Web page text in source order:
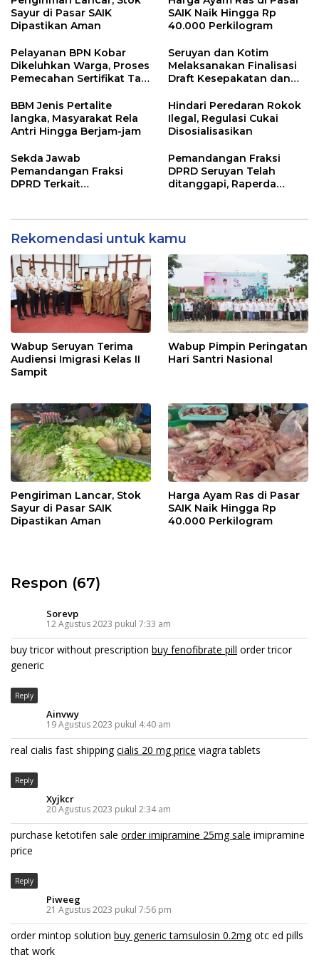
Sayur di Pasar SAIK
Dipastikan Aman
SAIK Naik Hingga Rp
40.000 Perkilogram
Pelayanan BPN Kobar
Dikeluhkan Warga, Proses
Pemecahan Sertifikat Tak
Seruyan dan Kotim
Melaksanakan Finalisasi
Draft Kesepakatan dan
BBM Jenis Pertalite
langka, Masyarakat Rela
Antri Hingga Berjam-jam
Hindari Peredaran Rokok
Ilegal, Regulasi Cukai
Disosialisasikan
Sekda Jawab
Pemandangan Fraksi
DPRD Terkait
2024
Pemandangan Fraksi
DPRD Seruyan Telah
ditanggapi, Raperda
Rekomendasi untuk kamu
Wabup Seruyan Terima
Audiensi Imigrasi Kelas II
Sampit
Wabup Pimpin Peringatan
Hari Santri Nasional
Pengiriman Lancar, Stok
Sayur di Pasar SAIK
Dipastikan Aman
Harga Ayam Ras di Pasar
SAIK Naik Hingga Rp
40.000 Perkilogram
Respon (67)
Sorevp
12 Agustus 2023 pukul 7:33 am
buy tricor without prescription buy fenofibrate pill order tricor
generic
Reply
Ainvwy
19 Agustus 2023 pukul 4:40 am
real cialis fast shippingcialis 20 mg price viagra tablets
Reply
Xyjkcr
20 Agustus 2023 pukul 2:34 am
purchase ketotifen sale order imipramine 25mg sale imipramine
price
Reply
Piweeg
21 Agustus 2023 pukul 7:56 pm
order mintop solution buy generic tamsulosin 0.2mgotc ed pills
that work